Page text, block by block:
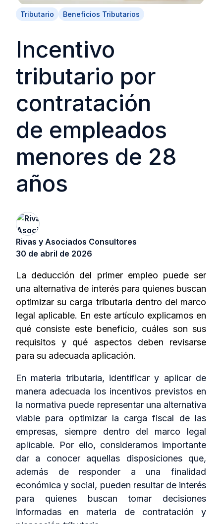
Tributario Beneficios Tributarios
Incentivo
tributario por
contratación
de empleados
menores de 28
años
Rivas y Asociados Consultores
30 de abril de 2026
La deducción del primer empleo puede ser
una alternativa de interés para quienes buscan
optimizar su carga tributaria dentro del marco
legal aplicable. En este artículo explicamos en
qué consiste este beneficio, cuáles son sus
requisitos y qué aspectos deben revisarse
para su adecuada aplicación.
En materia tributaria, identificar y aplicar de
manera adecuada los incentivos previstos en
la normativa puede representar una alternativa
viable para optimizar la carga fiscal de las
empresas, siempre dentro del marco legal
aplicable. Por ello, consideramos importante
dar a conocer aquellas disposiciones que,
además de responder a una finalidad
económica y social, pueden resultar de interés
para quienes buscan tomar decisiones
informadas en materia de contratación y